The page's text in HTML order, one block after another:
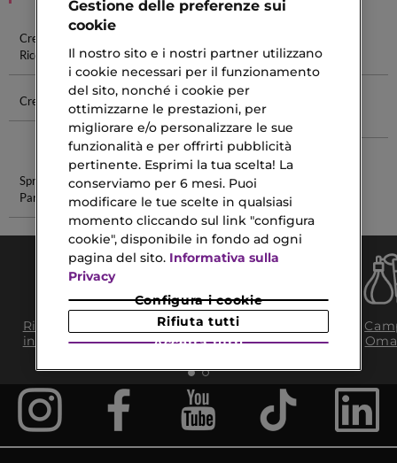
Crema Per
Ricci
Cicatrici
Calendula
Tatuaggio
Crema La Mer
Balsamo
Labbra
Naturale
Crema Notte
Estée Lauder
Spray Eau De
Parfum
Irresistible
Rose
Ritiro in negozio
in 2H
Consegna Gratuita
da 35€​ in 24/48H
Gestione delle preferenze sui
cookie
Il nostro sito e i nostri partner utilizzano
i cookie necessari per il funzionamento
del sito, nonché i cookie per
ottimizzarne le prestazioni, per
migliorare e/o personalizzare le sue
funzionalità e per offrirti pubblicità
pertinente. Esprimi la tua scelta! La
conserviamo per 6 mesi. Puoi
modificare le tue scelte in qualsiasi
momento cliccando sul link "configura
cookie", disponibile in fondo ad ogni
pagina del sito. Informativa sulla
Privacy
Configura i cookie
Rifiuta tutti
Accetta tutti